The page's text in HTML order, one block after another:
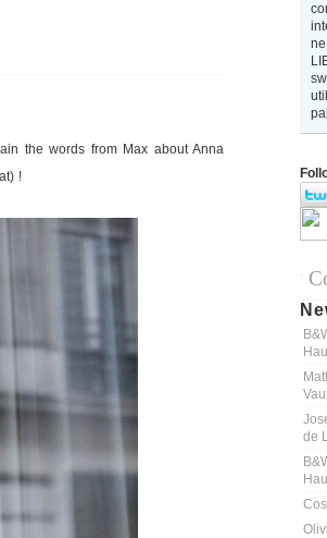
de
the words from Max about Anna
!